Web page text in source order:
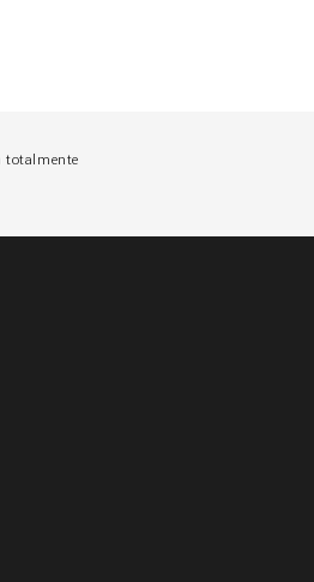
totalmente